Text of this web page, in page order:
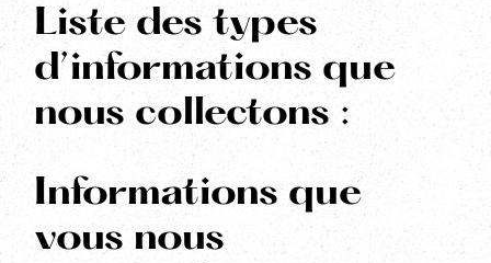
Liste des types
d’informations que
nous collectons :
Informations que
vous nous